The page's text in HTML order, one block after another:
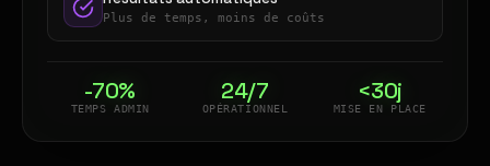
Plus de temps, moins de coûts
-70%
TEMPS ADMIN
24/7
OPÉRATIONNEL
<30j
MISE EN PLACE